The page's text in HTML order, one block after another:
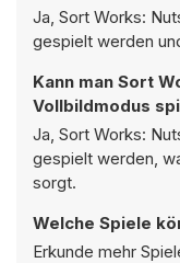
Ja, Sort Works:
gespielt werden
Kann man Sort
Vollbildmodus
Ja, Sort Works:
gespielt werden,
sorgt.
Welche Spiele
Erkunde mehr